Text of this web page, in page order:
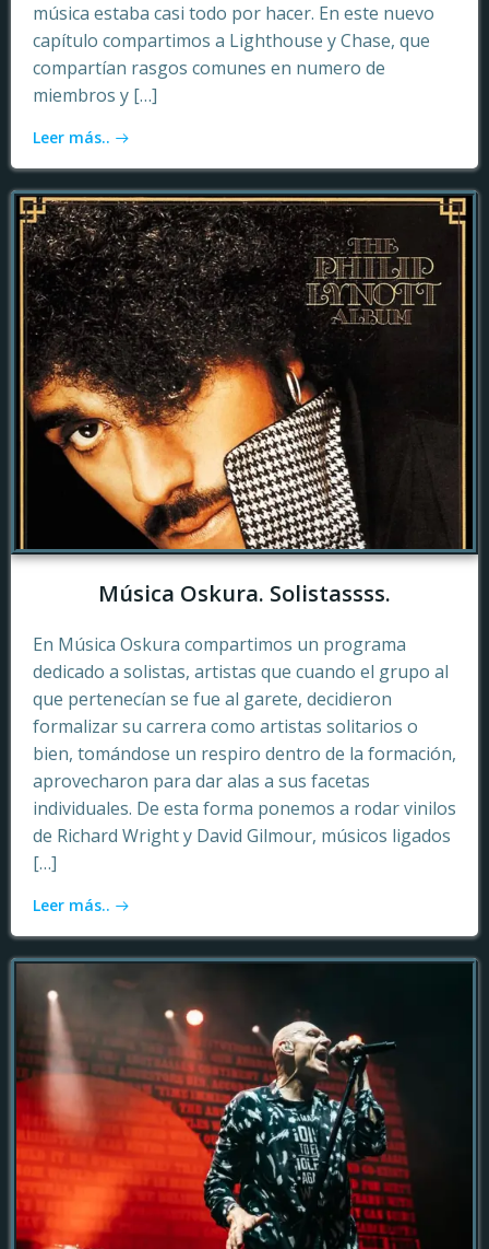
música estaba casi todo por hacer. En este nuevo
capítulo compartimos a Lighthouse y Chase, que
compartían rasgos comunes en numero de
miembros y […]
Leer más..
Música Oskura. Solistassss.
En Música Oskura compartimos un programa
dedicado a solistas, artistas que cuando el grupo al
que pertenecían se fue al garete, decidieron
formalizar su carrera como artistas solitarios o
bien, tomándose un respiro dentro de la formación,
aprovecharon para dar alas a sus facetas
individuales. De esta forma ponemos a rodar vinilos
de Richard Wright y David Gilmour, músicos ligados
[…]
Leer más..